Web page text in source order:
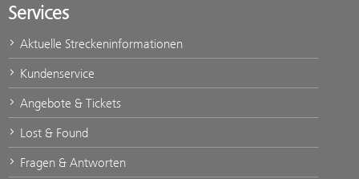
Services
Aktuelle Streckeninformationen
Kundenservice
Angebote & Tickets
Lost & Found
Fragen & Antworten